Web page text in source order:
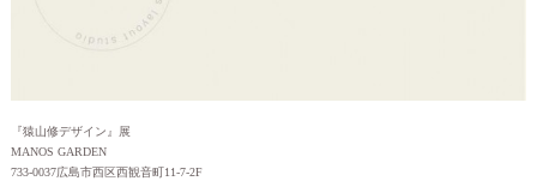
『猿山修デザイン』展
MANOS GARDEN
733-0037広島市西区西観音町11-7-2F